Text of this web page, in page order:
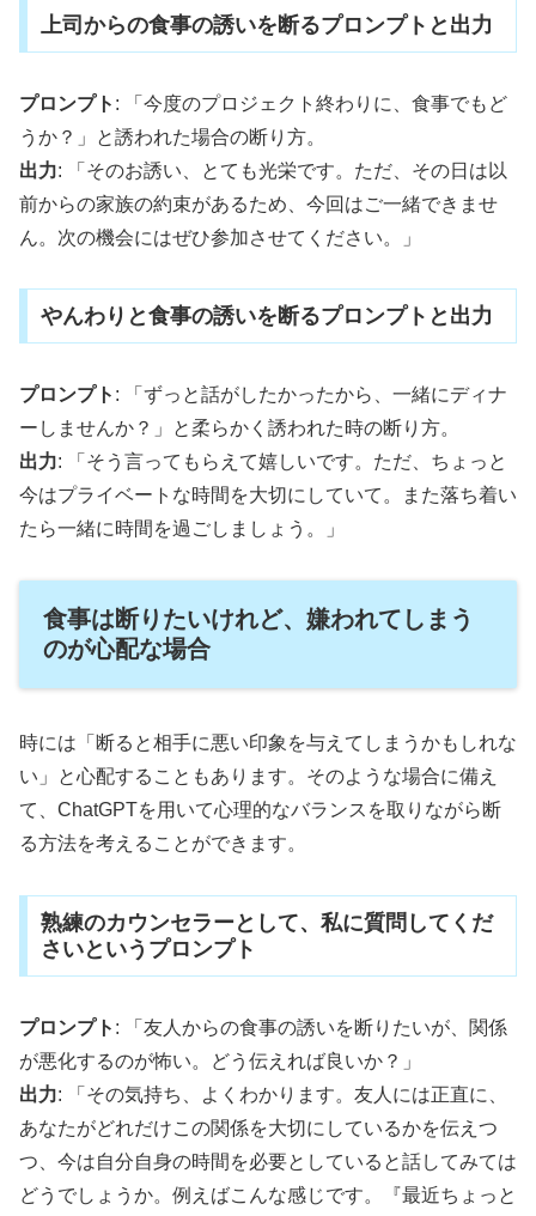
上司からの食事の誘いを断るプロンプトと出力
プロンプト : 「今度のプロジェクト終わりに、食事でもど
うか？」と誘われた場合の断り方。
出力: 「そのお誘い、とても光栄です。ただ、その日は以
前からの家族の約束があるため、今回はご一緒できませ
ん。次の機会にはぜひ参加させてください。」
やんわりと食事の誘いを断るプロンプトと出力
プロンプト : 「ずっと話がしたかったから、一緒にディナ
ーしませんか？」と柔らかく誘われた時の断り方。
出力: 「そう言ってもらえて嬉しいです。ただ、ちょっと
今はプライベートな時間を大切にしていて。また落ち着い
たら一緒に時間を過ごしましょう。」
食事は断りたいけれど、嫌われてしまう
のが心配な場合
時には「断ると相手に悪い印象を与えてしまうかもしれな
い」と心配することもあります。そのような場合に備え
て、ChatGPTを用いて心理的なバランスを取りながら断
る方法を考えることができます。
熟練のカウンセラーとして、私に質問してくだ
さいというプロンプト
プロンプト : 「友人からの食事の誘いを断りたいが、関係
が悪化するのが怖い。どう伝えれば良いか？」
出力: 「その気持ち、よくわかります。友人には正直に、
あなたがどれだけこの関係を大切にしているかを伝えつ
つ、今は自分自身の時間を必要としていると話してみては
どうでしょうか。例えばこんな感じです。『最近ちょっと